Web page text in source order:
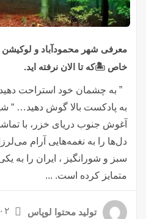
معرفی شهر محمودآباد و
خاص 🏝️که تا الان نرفته اید.
” به چشمان خود استراحت
به پادکست بالا گوش دهید… “
آغوش جنوب دریای خزر، با
دل‌ها را به نغمه‌هایی آرام
سبز و شورانگیز ، ایران را به
متمایز کرده است. ...
تولید محتوا لوپاس